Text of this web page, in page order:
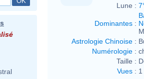
Lune :
Dominantes :
Astrologie Chinoise :
Numérologie :
Taille :
Vues :